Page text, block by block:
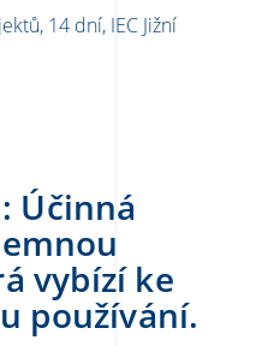
14 dní, IEC Jižní
Účinná
vybízí ke
používání.